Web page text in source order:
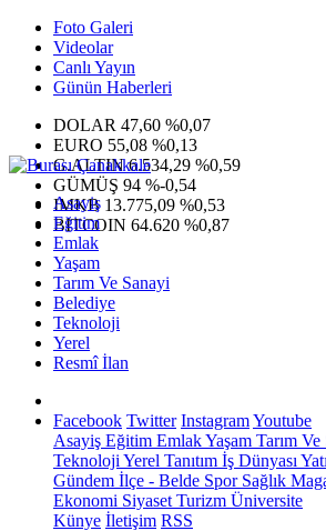
Foto Galeri
Videolar
Canlı Yayın
Günün Haberleri
DOLAR 47,60 %0,07
EURO 55,08 %0,13
G.ALTIN6.534,29 %0,59
GÜMÜŞ 94 %-0,54
IMKB 13.775,09 %0,53
BITCOIN 64.620 %0,87
Asayiş
Eğitim
Emlak
Yaşam
Tarım Ve Sanayi
Belediye
Teknoloji
Yerel
Resmî İlan
Facebook Twitter InstagramYoutube
Asayiş Eğitim EmlakYaşam Tarım Ve
Teknoloji Yerel Tanıtım İş Dünyası
Gündem İlçe - Belde SporSağlık
Ekonomi Siyaset Turizm Üniversite
Künye İletişim RSS